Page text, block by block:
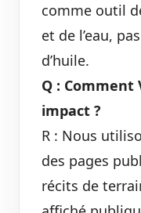
comme outil
et de l’eau,
d’huile.
Q : Comment
impact ?
R : Nous
des pages
récits de